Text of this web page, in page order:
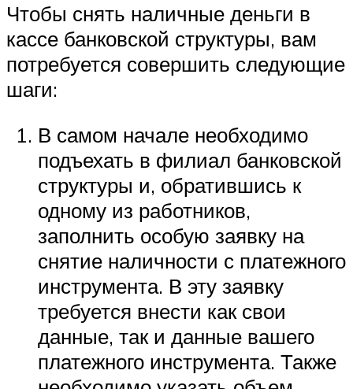
Чтобы снять наличные деньги в
кассе банковской структуры, вам
потребуется совершить следующие
шаги:
В самом начале необходимо
подъехать в филиал банковской
структуры и, обратившись к
одному из работников,
заполнить особую заявку на
снятие наличности с платежного
инструмента. В эту заявку
требуется внести как свои
данные, так и данные вашего
платежного инструмента. Также